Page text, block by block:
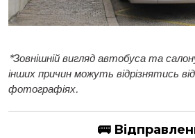
*Зовнішній вигляд автобуса та
інших причин можуть відрізнятись
фотографіях.
🚌